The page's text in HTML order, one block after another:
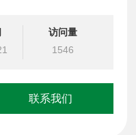
3年,有毒2年)
厂邮寄,超省心
访问量
1546
联系我们